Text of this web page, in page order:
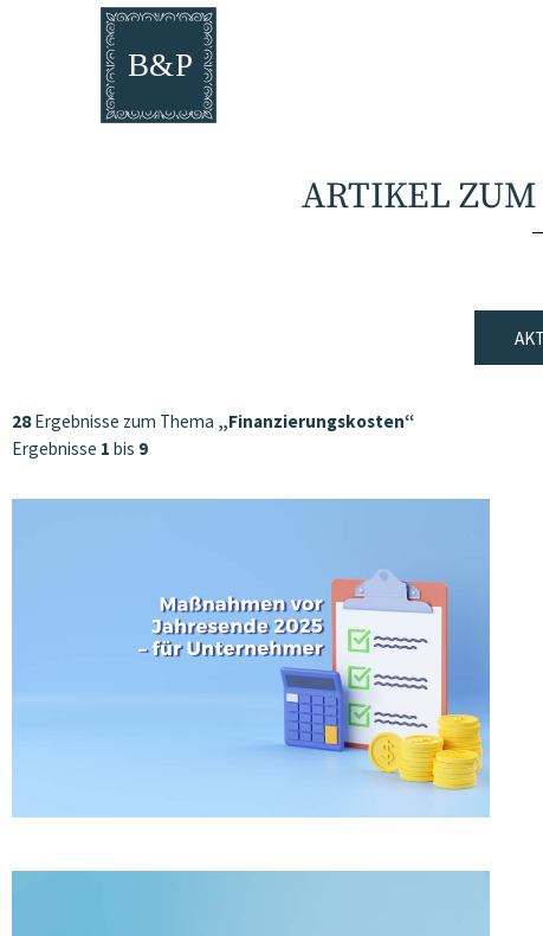
ARTIKEL
28Ergebnisse zum Thema „Finanzierungskosten“
Ergebnisse 1 bis 9